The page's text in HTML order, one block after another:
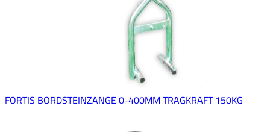
FORTIS BORDSTEINZANGE 0-400MM TRAGKRAFT 150KG